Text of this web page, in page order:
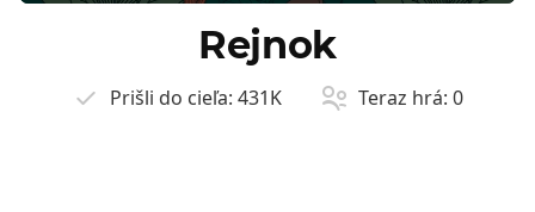
Rejnok
Prišli do cieľa: 431K Teraz hrá: 0